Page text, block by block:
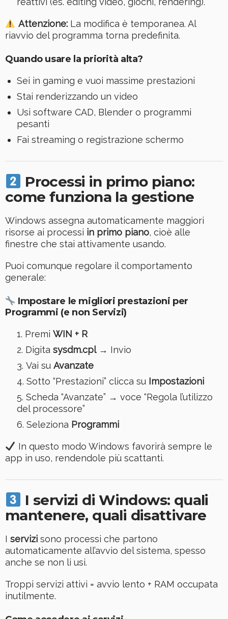
Attenzione:La modifica è temporanea. Al
riavvio del programma torna predefinita.
Quando usare la priorità alta?
Sei in gaming e vuoi massime prestazioni
Stai renderizzando un video
Usi software CAD, Blender o programmi
pesanti
Fai streaming o registrazione schermo
Processi in primo piano:
come funziona la gestione
Windows assegna automaticamente maggiori
risorse ai processi in primo piano, cioè alle
finestre che stai attivamente usando.
Puoi comunque regolare il comportamento
generale:
Impostare le migliori prestazioni per
Programmi (e non Servizi)
Premi WIN + R
Digita sysdm.cpl→ Invio
Vai su Avanzate
Sotto “Prestazioni” clicca su Impostazioni
Scheda “Avanzate” → voce “Regola l’utilizzo
del processore”
Seleziona Programmi
In questo modo Windows favorirà sempre le
app in uso, rendendole più scattanti.
I servizi di Windows: quali
mantenere, quali disattivare
I servizi sono processi che partono
automaticamente all’avvio del sistema, spesso
anche se non li usi.
Troppi servizi attivi = avvio lento + RAM occupata
inutilmente.